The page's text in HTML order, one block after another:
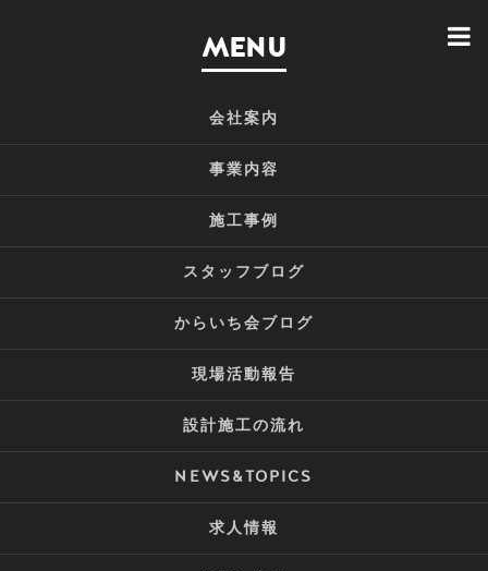
MENU
会社案内
事業内容
施工事例
スタッフブログ
からいち会ブログ
現場活動報告
設計施工の流れ
NEWS&TOPICS
求人情報